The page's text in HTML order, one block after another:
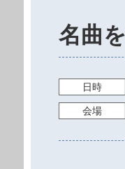
名曲
日時
会場